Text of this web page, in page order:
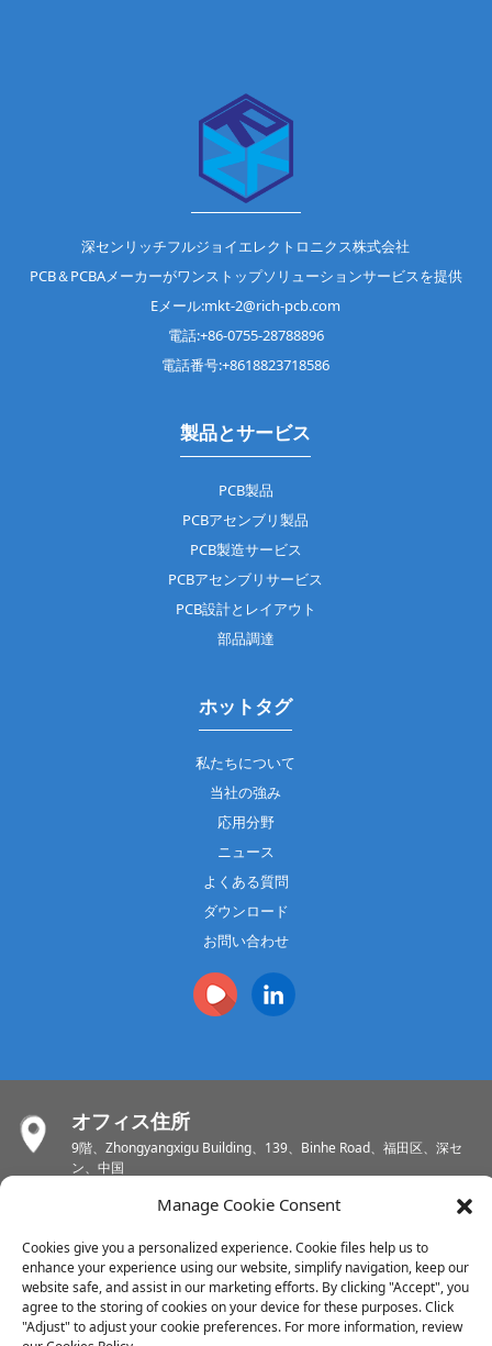
深センリッチフルジョイエレクトロニクス株式会社
PCB＆PCBAメーカーがワンストップソリューションサービスを提供
Eメール:mkt-2@rich-pcb.com
電話:+86-0755-28788896
電話番号:+8618823718586
製品とサービス
PCB製品
PCBアセンブリ製品
PCB製造サービス
PCBアセンブリサービス
PCB設計とレイアウト
部品調達
ホットタグ
私たちについて
当社の強み
応用分野
ニュース
よくある質問
ダウンロード
お問い合わせ
オフィス住所
9階、Zhongyangxigu Building、139、Binhe Road、福田区、深セ
ン、中国
PCB工場
中国江蘇省無錫市西山区雲林街春匯工業地帯
PCB工場
Manage Cookie Consent
Cookies give you a personalized experience. Cookie files help us to
enhance your experience using our website, simplify navigation, keep our
website safe, and assist in our marketing efforts. By clicking "Accept", you
agree to the storing of cookies on your device for these purposes. Click
"Adjust" to adjust your cookie preferences. For more information, review